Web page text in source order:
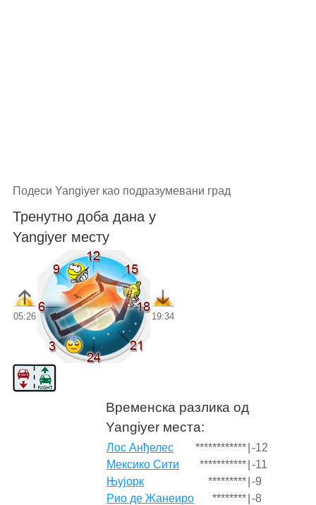
Подеси Yangiyer као подразумевани град
Тренутно доба дана у
Yangiyer месту
05:26 19:34
Временска разлика од
Yangiyer места:
Лос Анђелес ************ -12
Мексико Сити
*********** -11
Њујорк
********* -9
Рио де Жанеиро
******** -8